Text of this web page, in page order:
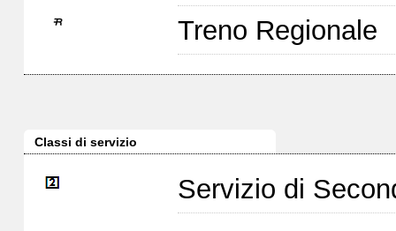
Treno Regionale
Classi di servizio
Servizio di